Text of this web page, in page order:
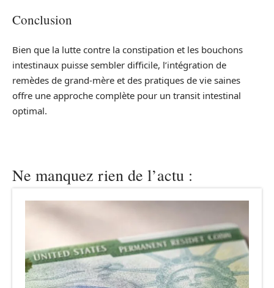
Conclusion
Bien que la lutte contre la constipation et les bouchons
intestinaux puisse sembler difficile, l’intégration de
remèdes de grand-mère et des pratiques de vie saines
offre une approche complète pour un transit intestinal
optimal.
Ne manquez rien de l’actu :